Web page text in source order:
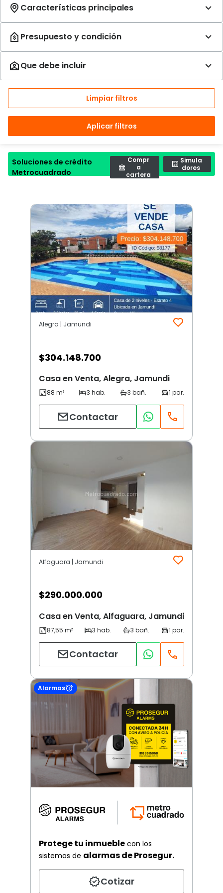
Limpiar filtros
Aplicar filtros
Soluciones de crédito
Metrocuadrado
Compr
a
cartera
Simula
dores
Alegra | Jamundi
$304.148.700
Casa en Venta, Alegra, Jamundi
Contactar
Alfaguara | Jamundi
$290.000.000
Casa en Venta, Alfaguara, Jamundi
Contactar
Alarmas
Protege tu inmueble con los
sistemas de alarmas de Prosegur.
Cotizar